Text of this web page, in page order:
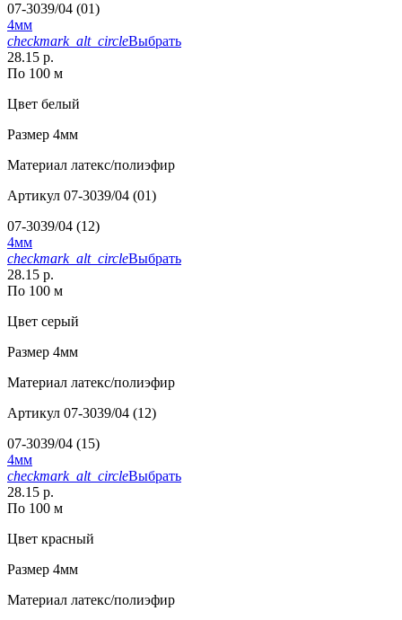
07-3039/04 (01)
4мм
checkmark_alt_circleВыбрать
28.15 р.
По 100 м
Цвет белый
Размер 4мм
Материал латекс/полиэфир
Артикул 07-3039/04 (01)
07-3039/04 (12)
4мм
checkmark_alt_circleВыбрать
28.15 р.
По 100 м
Цвет серый
Размер 4мм
Материал латекс/полиэфир
Артикул 07-3039/04 (12)
07-3039/04 (15)
4мм
checkmark_alt_circleВыбрать
28.15 р.
По 100 м
Цвет красный
Размер 4мм
Материал латекс/полиэфир